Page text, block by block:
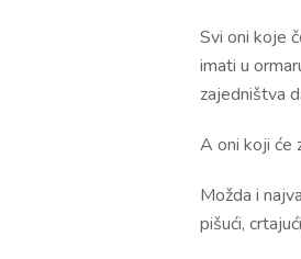
Svi oni koje
imati u
zajedništva
A oni koji će
Možda i
pišući,